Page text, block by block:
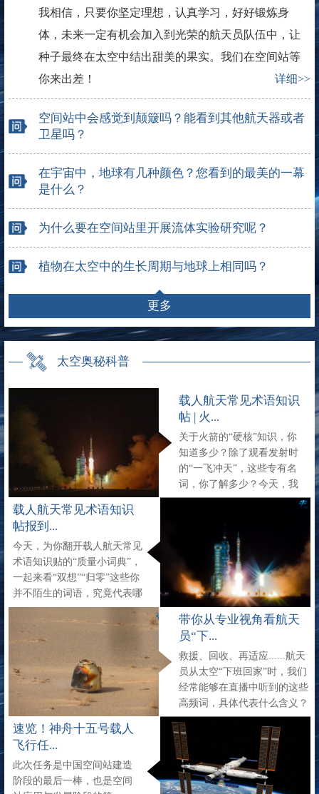
我相信，只要你坚定理想，认真学习，好好锻炼身
体，未来一定有机会加入到光荣的航天员队伍中，让
种子最终在太空中结出甜美的果实。我们在空间站等
你来出差！
详细>>
空间站中会感觉到颠簸吗？能看到其他航天器或者
卫星吗？
在宇宙中，地球有几种颜色？您看到的最美的一幕
是什么？
为什么要在空间站里开展流体实验研究呢？
植物在太空中的生长周期与地球上相同吗？
更多
太空奥秘科普
载人航天常见术语知识
帖 | 火...
关于火箭的“硬核”知识，你
知道多少？除了观看发射时
的“一飞冲天”，这些专有名
词，你了解多少？今天，我
们一同学习。
载人航天常见术语知识
帖报到...
今天，为你翻开载人航天常见
术语知识贴的“质量小词典”，
一起来看“双想”“归零”这些你
并不陌生的词语，究竟代表哪
些含义‍
带你从专业视角看航天
员“下...
救援、回收、再适应......航天
员从太空“下班回家”时，我们
经常能够在直播中听到的这些
高频词，具体代表什么含义？
这次，载人航天常见术语知识
帖带你以更专业视角直击返回
着陆现场，见证英...
速览！神舟十五号载人
飞行任...
此次任务是中国空间站建造
阶段的最后一棒，也是空间